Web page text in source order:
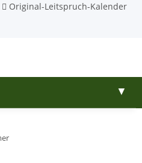
Original-Leitspruch-Kalender
▼